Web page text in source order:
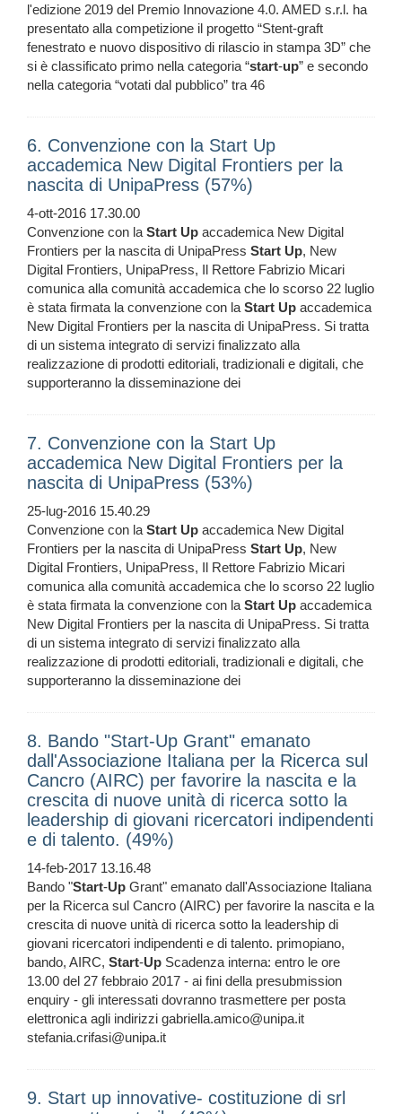
l'edizione 2019 del Premio Innovazione 4.0. AMED s.r.l. ha
presentato alla competizione il progetto “Stent-graft
fenestrato e nuovo dispositivo di rilascio in stampa 3D” che
si è classificato primo nella categoria “start-up” e secondo
nella categoria “votati dal pubblico” tra 46
6. Convenzione con la Start Up
accademica New Digital Frontiers per la
nascita di UnipaPress (57%)
4-ott-2016 17.30.00
Convenzione con laStart Up accademica New Digital
Frontiers per la nascita di UnipaPress Start Up, New
Digital Frontiers, UnipaPress, Il Rettore Fabrizio Micari
comunica alla comunità accademica che lo scorso 22 luglio
è stata firmata la convenzione con laStart Up accademica
New Digital Frontiers per la nascita di UnipaPress. Si tratta
di un sistema integrato di servizi finalizzato alla
realizzazione di prodotti editoriali, tradizionali e digitali, che
supporteranno la disseminazione dei
7. Convenzione con la Start Up
accademica New Digital Frontiers per la
nascita di UnipaPress (53%)
25-lug-2016 15.40.29
Convenzione con laStart Up accademica New Digital
Frontiers per la nascita di UnipaPress Start Up, New
Digital Frontiers, UnipaPress, Il Rettore Fabrizio Micari
comunica alla comunità accademica che lo scorso 22 luglio
è stata firmata la convenzione con laStart Up accademica
New Digital Frontiers per la nascita di UnipaPress. Si tratta
di un sistema integrato di servizi finalizzato alla
realizzazione di prodotti editoriali, tradizionali e digitali, che
supporteranno la disseminazione dei
8. Bando "Start-Up Grant" emanato
dall'Associazione Italiana per la Ricerca sul
Cancro (AIRC) per favorire la nascita e la
crescita di nuove unità di ricerca sotto la
leadership di giovani ricercatori indipendenti
e di talento. (49%)
14-feb-2017 13.16.48
Bando "Start-Up Grant" emanato dall'Associazione Italiana
per la Ricerca sul Cancro (AIRC) per favorire la nascita e la
crescita di nuove unità di ricerca sotto la leadership di
giovani ricercatori indipendenti e di talento. primopiano,
bando, AIRC, Start-Up Scadenza interna: entro le ore
13.00 del 27 febbraio 2017 - ai fini della presubmission
enquiry - gli interessati dovranno trasmettere per posta
elettronica agli indirizzi gabriella.amico@unipa.it
stefania.crifasi@unipa.it
9. Start up innovative- costituzione di srl